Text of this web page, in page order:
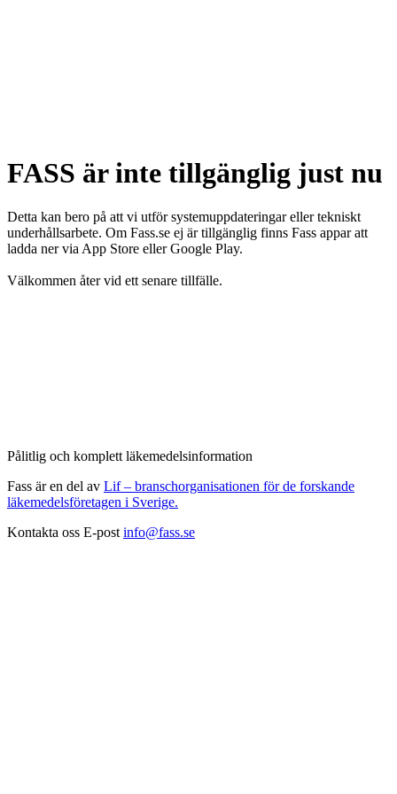
FASS är inte tillgänglig just nu
Detta kan bero på att vi utför systemuppdateringar eller tekniskt
underhållsarbete. Om Fass.se ej är tillgänglig finns Fass appar att
ladda ner via App Store eller Google Play.
Välkommen åter vid ett senare tillfälle.
Pålitlig och komplett läkemedelsinformation
Fass är en del av Lif – branschorganisationen för de forskande
läkemedelsföretagen i Sverige.
Kontakta oss E-post info@fass.se